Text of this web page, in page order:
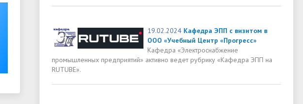
19.02.2024 Кафедра ЭПП с визитом в
ООО «Учебный Центр «Прогресс»
Кафедра «Электроснабжение
промышленных предприятий» активно ведет рубрику «Кафедра ЭПП на
RUTUBE».